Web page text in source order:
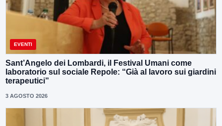
EVENTI
Sant’Angelo dei Lombardi, il Festival Umani come
laboratorio sul sociale Repole: “Già al lavoro sui giardini
terapeutici”
3 AGOSTO 2026